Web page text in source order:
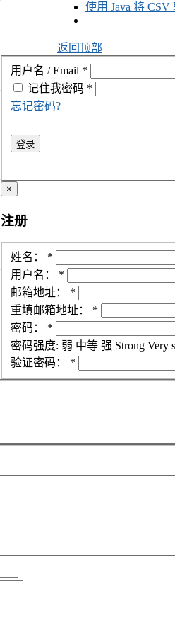
使用 Java 将
返回顶部
用户名 / Email *
密码 *
记住我
忘记密码?
登录
×
注册
姓名：
*
用户名：
*
邮箱地址：
*
重填邮箱地址：
*
密码：
*
密码强度: 弱 中等 强 Strong Very
验证密码：
*